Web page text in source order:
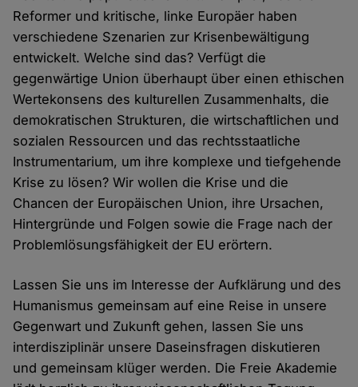
Reformer und kritische, linke Europäer haben
verschiedene Szenarien zur Krisenbewältigung
entwickelt. Welche sind das? Verfügt die
gegenwärtige Union überhaupt über einen ethischen
Wertekonsens des kulturellen Zusammenhalts, die
demokratischen Strukturen, die wirtschaftlichen und
sozialen Ressourcen und das rechtsstaatliche
Instrumentarium, um ihre komplexe und tiefgehende
Krise zu lösen? Wir wollen die Krise und die
Chancen der Europäischen Union, ihre Ursachen,
Hintergründe und Folgen sowie die Frage nach der
Problemlösungsfähigkeit der EU erörtern.
Lassen Sie uns im Interesse der Aufklärung und des
Humanismus gemeinsam auf eine Reise in unsere
Gegenwart und Zukunft gehen, lassen Sie uns
interdisziplinär unsere Daseinsfragen diskutieren
und gemeinsam klüger werden. Die Freie Akademie